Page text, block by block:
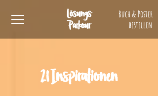
Lösungs
Parkour
Buch & Poster
bestellen
21 Inspirationen